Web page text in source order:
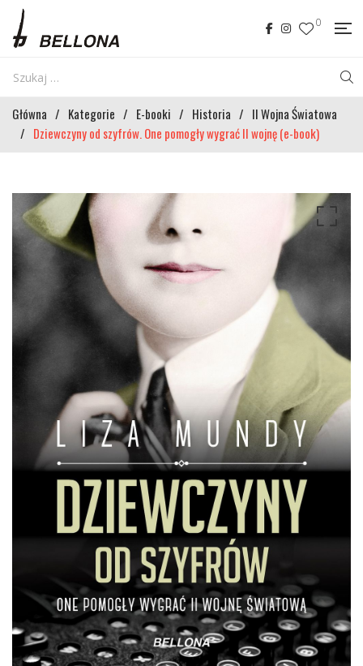
0
Główna / Kategorie / E-booki / Historia / II Wojna Światowa
/ Dziewczyny od szyfrów. One pomogły wygrać II wojnę (e-book)